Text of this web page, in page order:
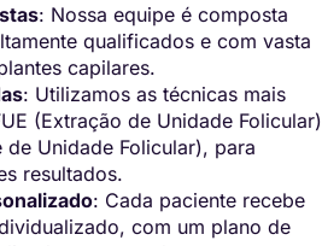
: Nossa equipe é composta
qualificados e com vasta
capilares.
: Utilizamos as técnicas mais
(Extração de Unidade Folicular)
de Unidade Folicular), para
resultados.
: Cada paciente recebe
com um plano de